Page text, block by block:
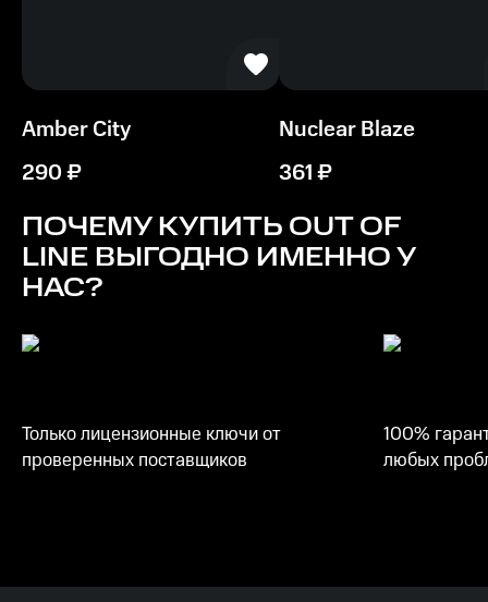
Intel Core i5 2500 или AMD FX 6350
Память
2 ГБ ОЗУ
Место на диске
500 MБ
Amber City
290₽
Nuclear Blaze
361₽
ПОЧЕМУ КУПИТЬ OUT OF
LINE ВЫГОДНО ИМЕННО У
НАС?
Только лицензионные ключи от
проверенных поставщиков
100%
любых